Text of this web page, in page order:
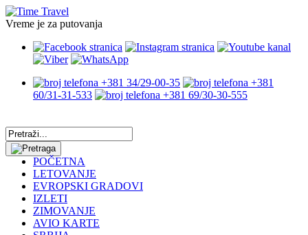
Vreme je za putovanja
+381 34/29-00-35
+381
60/31-31-533
+381 69/30-30-555
POČETNA
LETOVANJE
EVROPSKI GRADOVI
IZLETI
ZIMOVANJE
AVIO KARTE